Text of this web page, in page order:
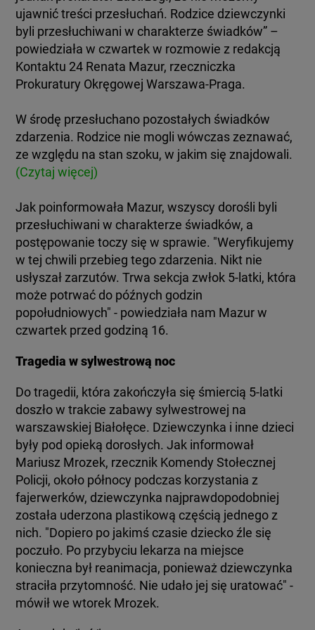
ujawnić treści przesłuchań. Rodzice dziewczynki
byli przesłuchiwani w charakterze świadków” –
powiedziała w czwartek w rozmowie z redakcją
Kontaktu 24 Renata Mazur, rzeczniczka
Prokuratury Okręgowej Warszawa-Praga.
W środę przesłuchano pozostałych świadków
zdarzenia. Rodzice nie mogli wówczas zeznawać,
ze względu na stan szoku, w jakim się znajdowali.
(Czytaj więcej)
Jak poinformowała Mazur, wszyscy dorośli byli
przesłuchiwani w charakterze świadków, a
postępowanie toczy się w sprawie. "Weryfikujemy
w tej chwili przebieg tego zdarzenia. Nikt nie
usłyszał zarzutów. Trwa sekcja zwłok 5-latki, która
może potrwać do późnych godzin
popołudniowych" - powiedziała nam Mazur w
czwartek przed godziną 16.
Tragedia w sylwestrową noc
Do tragedii, która zakończyła się śmiercią 5-latki
doszło w trakcie zabawy sylwestrowej na
warszawskiej Białołęce. Dziewczynka i inne dzieci
były pod opieką dorosłych. Jak informował
Mariusz Mrozek, rzecznik Komendy Stołecznej
Policji, około północy podczas korzystania z
fajerwerków, dziewczynka najprawdopodobniej
została uderzona plastikową częścią jednego z
nich. "Dopiero po jakimś czasie dziecko źle się
poczuło. Po przybyciu lekarza na miejsce
konieczna był reanimacja, ponieważ dziewczynka
straciła przytomność. Nie udało jej się uratować" -
mówił we wtorek Mrozek.